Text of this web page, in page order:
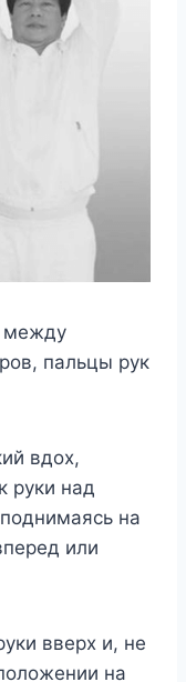
между
пальцы рук
вдох,
руки над
на
или
вверх и, не
на